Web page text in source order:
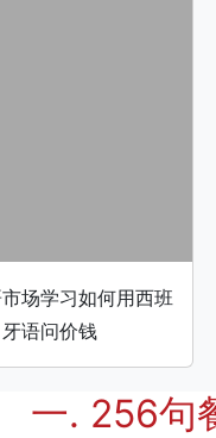
场学习如何用西班
牙语问价钱
一. 256句